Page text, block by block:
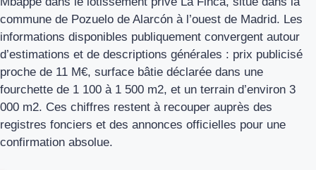
commune de Pozuelo de Alarcón à l’ouest de Madrid. Les
informations disponibles publiquement convergent autour
d’estimations et de descriptions générales : prix publicisé
proche de 11 M€, surface bâtie déclarée dans une
fourchette de 1 100 à 1 500 m2, et un terrain d’environ 3
000 m2. Ces chiffres restent à recouper auprès des
registres fonciers et des annonces officielles pour une
confirmation absolue.